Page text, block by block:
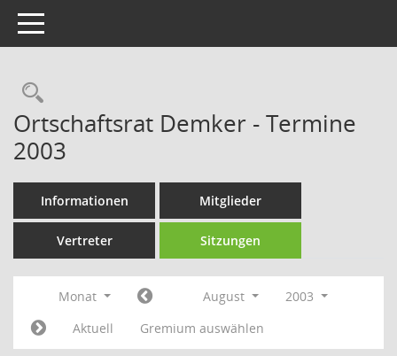
Toggle navigation
Rechercheauswahl
Ortschaftsrat Demker - Termine
2003
Informationen Mitglieder
Vertreter Sitzungen
Monat August
2003
Aktuell
Gremium auswählen